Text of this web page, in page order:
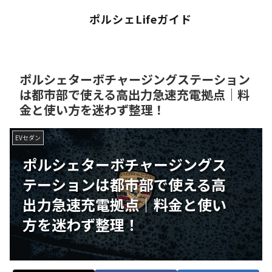
ポルシェLifeガイド
ポルシェターボチャージングステーション
は都市部で使える高出力急速充電拠点｜料
金と使い方を迷わず整理！
ポルシェターボチャージングス
テーションは都市部で使える高
出力急速充電拠点｜料金と使い
方を迷わず整理！
EVセダン